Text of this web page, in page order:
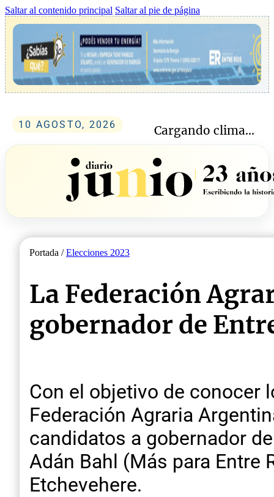
Saltar al contenido principal Saltar al pie de página
10 AGOSTO, 2026 Cargando clima...
Portada /Elecciones 2023
La Federación
gobernador de
Con el objetivo de conocer
Federación Agraria
candidatos a gobernador
Adán Bahl (Más para Entre
Etchevehere.